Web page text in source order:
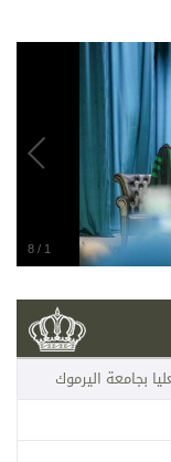
1
/
8
بجامعة اليرموك